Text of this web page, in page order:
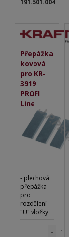
191.501.004
Přepážka
kovová
pro KR-
3919
PROFI
Line
- plechová
přepážka -
pro
rozdělení
"U" vložky
-